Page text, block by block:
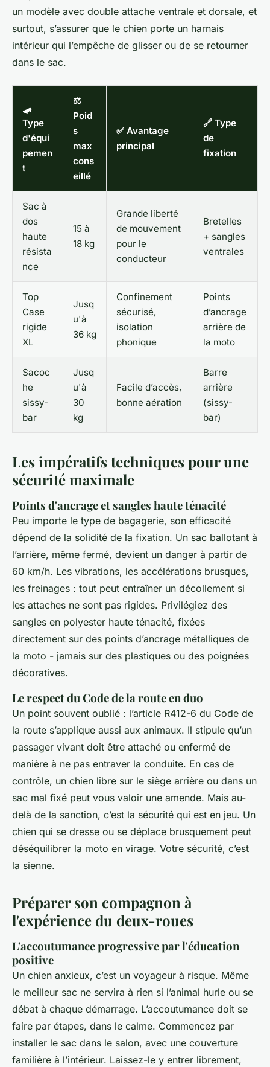
un modèle avec double attache ventrale et dorsale, et
surtout, s’assurer que le chien porte un harnais
intérieur qui l’empêche de glisser ou de se retourner
dans le sac.
🛹
Type
d'équi
pemen
t
⚖️
Poid
s
max
cons
eillé
✅ Avantage
principal
🔗 Type
de
fixation
Sac à
dos
haute
résista
nce
15 à
18 kg
Grande liberté
de mouvement
pour le
conducteur
Bretelles
+ sangles
ventrales
Top
Case
rigide
XL
Jusq
u'à
36 kg
Confinement
sécurisé,
isolation
phonique
Points
d’ancrage
arrière de
la moto
Sacoc
he
sissy-
bar
Jusq
u'à
30
kg
Facile d’accès,
bonne aération
Barre
arrière
(sissy-
bar)
Les impératifs techniques pour une
sécurité maximale
Points d'ancrage et sangles haute ténacité
Peu importe le type de bagagerie, son efficacité
dépend de la solidité de la fixation. Un sac ballotant à
l’arrière, même fermé, devient un danger à partir de
60 km/h. Les vibrations, les accélérations brusques,
les freinages : tout peut entraîner un décollement si
les attaches ne sont pas rigides. Privilégiez des
sangles en polyester haute ténacité, fixées
directement sur des points d’ancrage métalliques de
la moto - jamais sur des plastiques ou des poignées
décoratives.
Le respect du Code de la route en duo
Un point souvent oublié : l’article R412-6 du Code de
la route s’applique aussi aux animaux. Il stipule qu’un
passager vivant doit être attaché ou enfermé de
manière à ne pas entraver la conduite. En cas de
contrôle, un chien libre sur le siège arrière ou dans un
sac mal fixé peut vous valoir une amende. Mais au-
delà de la sanction, c’est la sécurité qui est en jeu. Un
chien qui se dresse ou se déplace brusquement peut
déséquilibrer la moto en virage. Votre sécurité, c’est
la sienne.
Préparer son compagnon à
l'expérience du deux-roues
L'accoutumance progressive par l'éducation
positive
Un chien anxieux, c’est un voyageur à risque. Même
le meilleur sac ne servira à rien si l’animal hurle ou se
débat à chaque démarrage. L’accoutumance doit se
faire par étapes, dans le calme. Commencez par
installer le sac dans le salon, avec une couverture
familière à l’intérieur. Laissez-le y entrer librement,